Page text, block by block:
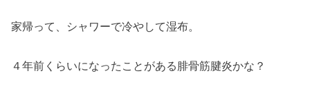
家帰って、シャワーで冷やして湿布。
４年前くらいになったことがある腓骨筋腱炎かな？